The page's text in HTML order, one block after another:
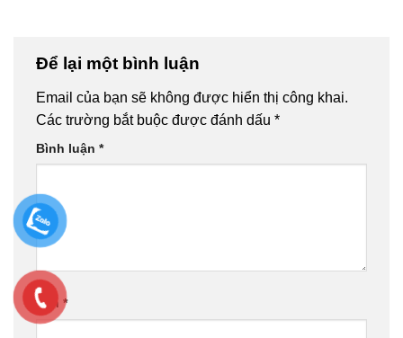
Để lại một bình luận
Email của bạn sẽ không được hiển thị công khai.
Các trường bắt buộc được đánh dấu *
Bình luận *
Tên *